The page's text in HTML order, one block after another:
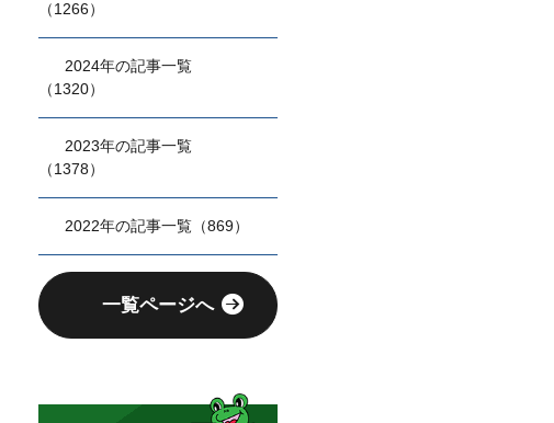
（1266）
2024年の記事一覧
（1320）
2023年の記事一覧
（1378）
2022年の記事一覧（869）
一覧ページへ